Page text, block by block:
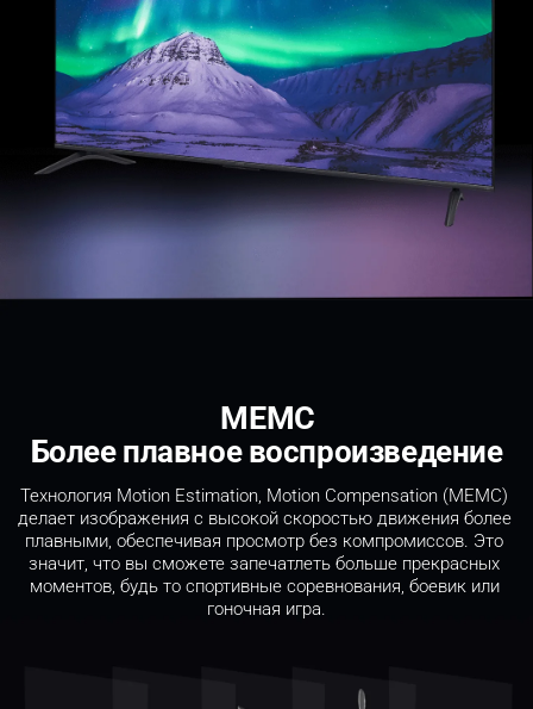
MEMC
Более плавное воспроизведение
Технология Motion Estimation, Motion Compensation (MEMC)
делает изображения с высокой скоростью движения более
плавными, обеспечивая просмотр без компромиссов. Это
значит, что вы сможете запечатлеть больше прекрасных
моментов, будь то спортивные соревнования, боевик или
гоночная игра.